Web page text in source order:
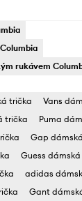
rukávem
trička
Vans
trička
Puma
Gap
Guess
adidas
Gant